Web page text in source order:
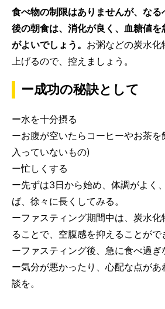
食べ物の制限はありませんが、な
後の朝食は、消化が良く、血糖値
がよいでしょう。 お粥などの炭水化
上げるので、控えましょう。
ー成功の秘訣として
ー水を十分摂る
ーお腹が空いたらコーヒーやお茶
入っていないもの)
ー忙しくする
ー先ずは3日から始め、体調がよく
ば、徐々に長くしてみる。
ーファスティング期間中は、炭水化
ることで、空腹感を抑えることがで
ーファスティング後、急に食べ過ぎ
ー気分が悪かったり、心配な点が
談を。